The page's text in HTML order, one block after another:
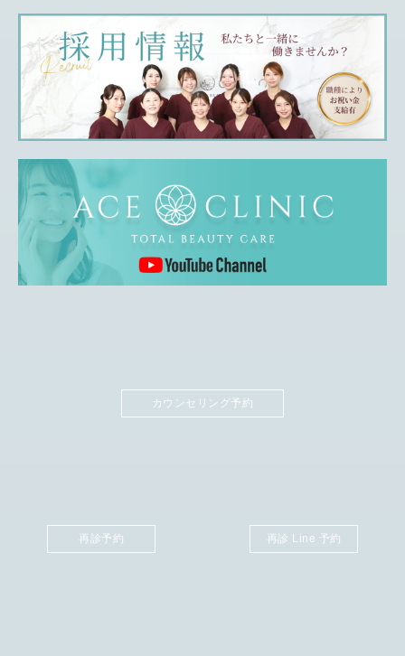
カウンセリング予約
再診予約 再診 Line 予約